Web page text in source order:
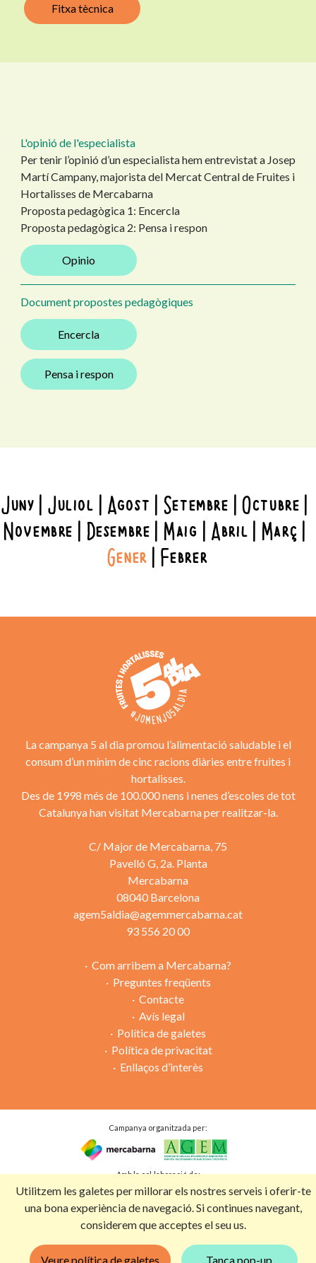
Fitxa tècnica
L'opinió de l'especialista
Per tenir l’opinió d’un especialista hem entrevistat a Josep
Martí Campany, majorista del Mercat Central de Fruites i
Hortalisses de Mercabarna
Proposta pedagògica 1: Encercla
Proposta pedagògica 2: Pensa i respon
Opinio
Document propostes pedagògiques
Encercla
Pensa i respon
Juny Juliol Agost Setembre Octubre
Novembre Desembre Maig Abril Març
Gener Febrer
Utilitzem les galetes per millorar els nostres serveis i oferir-te
una bona experiència de navegació. Si continues navegant,
considerem que acceptes el seu us.
Veure política de galetes Tanca pop-up
La campanya 5 al dia promou l’alimentació saludable i el
consum d’un mínim de cinc racions diàries entre fruites i
hortalisses.
Des de 1998 més de 100.000 nens i nenes d’escoles de tot
Catalunya han visitat Mercabarna per realitzar-la.
C/ Major de Mercabarna, 75
Pavelló G, 2a. Planta
Mercabarna
08040 Barcelona
agem5aldia@agemmercabarna.cat
93 556 20 00
Com arribem a Mercabarna?
Preguntes freqüents
Contacte
Avís legal
Política de galetes
Política de privacitat
Enllaços d’interès
Campanya organitzada per:
Amb la col·laboració de: